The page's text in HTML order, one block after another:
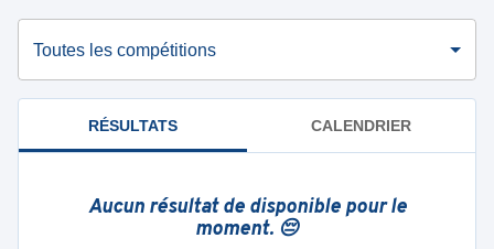
Toutes les compétitions
RÉSULTATS CALENDRIER
Aucun résultat de disponible pour le
moment. 😔